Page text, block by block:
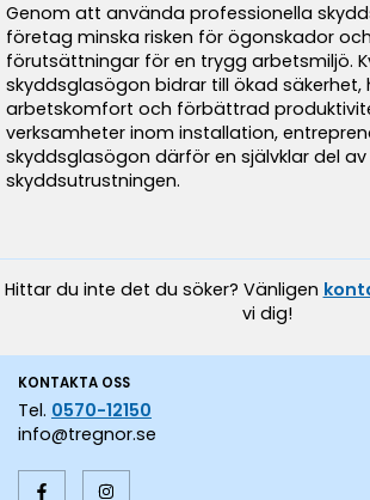
Genom att använda professionella
företag minska risken för ögonskador
förutsättningar för en trygg arbetsmiljö.
skyddsglasögon bidrar till ökad säkerhet,
arbetskomfort och förbättrad
verksamheter inom installation,
skyddsglasögon därför en självklar del
skyddsutrustningen.
Hittar du inte det du söker? Vänligen
vi dig!
KONTAKTA OSS
Tel. 0570-12150
info@tregnor.se